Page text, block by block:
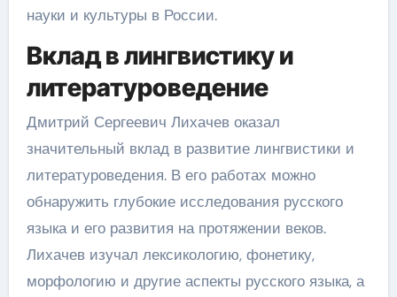
науки и культуры в России.
Вклад в лингвистику и
литературоведение
Дмитрий Сергеевич Лихачев оказал
значительный вклад в развитие лингвистики и
литературоведения. В его работах можно
обнаружить глубокие исследования русского
языка и его развития на протяжении веков.
Лихачев изучал лексикологию, фонетику,
морфологию и другие аспекты русского языка, а